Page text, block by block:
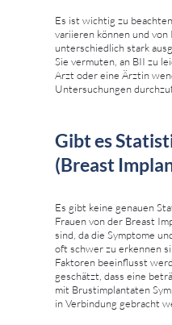
Es ist wichtig zu
variieren können und von
unterschiedlich stark
Sie vermuten, an BII zu
Arzt oder eine Ärztin
Untersuchungen
Gibt es
(Breast
Es gibt keine genauen
Frauen von der Breast
sind, da die Symptome
oft schwer zu erkennen
Faktoren beeinflusst
geschätzt, dass eine
mit Brustimplantaten
in Verbindung gebracht